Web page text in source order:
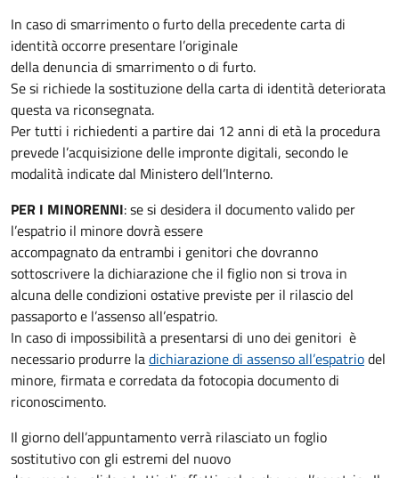
In caso di smarrimento o furto della precedente carta di
identità occorre presentare l’originale
della denuncia di smarrimento o di furto.
Se si richiede la sostituzione della carta di identità deteriorata
questa va riconsegnata.
Per tutti i richiedenti a partire dai 12 anni di età la procedura
prevede l’acquisizione delle impronte digitali, secondo le
modalità indicate dal Ministero dell’Interno.
PER I MINORENNI: se si desidera il documento valido per
l’espatrio il minore dovrà essere
accompagnato da entrambi i genitori che dovranno
sottoscrivere la dichiarazione che il figlio non si trova in
alcuna delle condizioni ostative previste per il rilascio del
passaporto e l’assenso all’espatrio.
In caso di impossibilità a presentarsi di uno dei genitori è
necessario produrre ladichiarazione di assenso all’espatriodel
minore, firmata e corredata da fotocopia documento di
riconoscimento.
Il giorno dell’appuntamento verrà rilasciato un foglio
sostitutivo con gli estremi del nuovo